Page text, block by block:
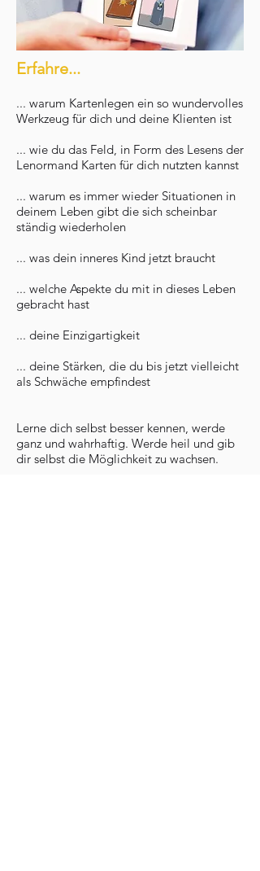
Erfahre...
... warum Kartenlegen ein so wundervolles
Werkzeug für dich und deine Klienten ist
... wie du das Feld, in Form des Lesens der
Lenormand Karten für dich nutzten kannst
... warum es immer wieder Situationen in
deinem Leben gibt die sich scheinbar
ständig wiederholen
... was dein inneres Kind jetzt braucht
... welche Aspekte du mit in dieses Leben
gebracht hast
... deine Einzigartigkeit
... deine Stärken, die du bis jetzt vielleicht
als Schwäche empfindest
Lerne dich selbst besser kennen, werde
ganz und wahrhaftig. Werde heil und gib
dir selbst die Möglichkeit zu wachsen.